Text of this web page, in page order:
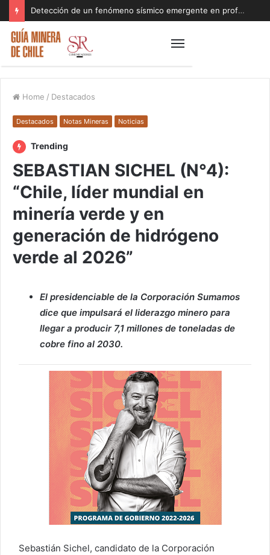
Detección de un fenómeno sísmico emergente en profundidad con riesgos diferentes a los conocidos paraliza Andes Norte
Home / Destacados
Destacados Notas Mineras Noticias
Trending
SEBASTIAN SICHEL (N°4):
“Chile, líder mundial en
minería verde y en
generación de hidrógeno
verde al 2026”
El presidenciable de la Corporación Sumamos
dice que impulsará el liderazgo minero para
llegar a producir 7,1 millones de toneladas de
cobre fino al 2030.
Sebastián Sichel, candidato de la Corporación